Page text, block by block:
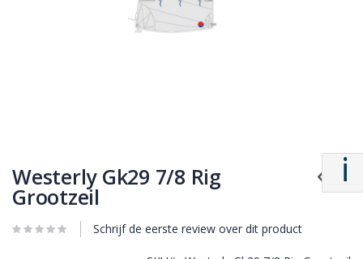
Westerly Gk29 7/8 Rig
Grootzeil
Schrijf de eerste review over dit product